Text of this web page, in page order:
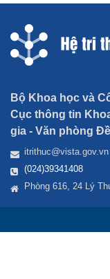
Bộ Khoa học và
Cục thông tin
gia - Văn phòng
itrithuc@vista.gov.vn
(024)39341408
Phòng 616, 24 Lý